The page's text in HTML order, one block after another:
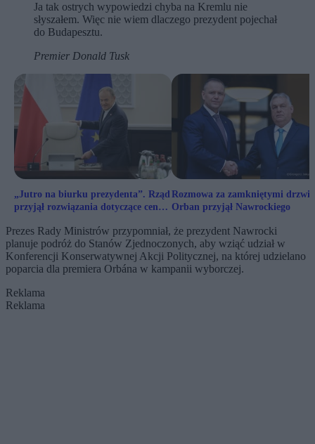
Ja tak ostrych wypowiedzi chyba na Kremlu nie
słyszałem. Więc nie wiem dlaczego prezydent pojechał
do Budapesztu.
Premier Donald Tusk
„Jutro na biurku prezydenta”. Rząd
przyjął rozwiązania dotyczące cen
Rozmowa za zamkniętymi
Orban przyjął Nawrockiego
Prezes Rady Ministrów przypomniał, że prezydent Nawrocki
planuje podróż do Stanów Zjednoczonych, aby wziąć udział w
Konferencji Konserwatywnej Akcji Politycznej, na której udzielano
poparcia dla premiera Orbána w kampanii wyborczej.
Reklama
Reklama